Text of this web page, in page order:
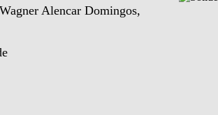
Alencar Domingos,